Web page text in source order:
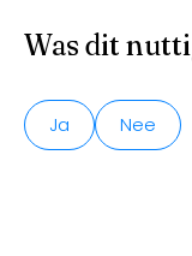
Was dit
Ja Nee